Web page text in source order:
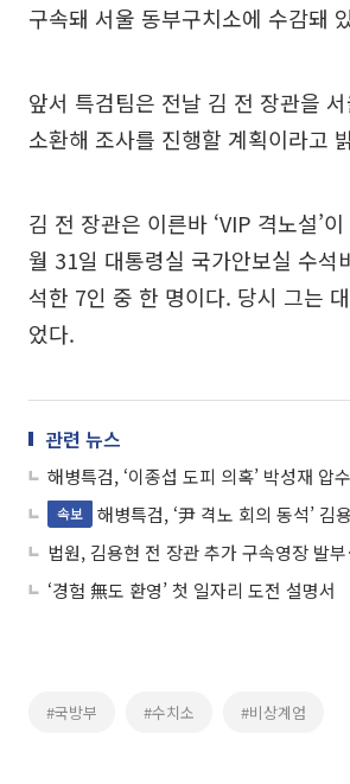
구속돼 서울 동부구치소에 수감돼
앞서 특검팀은 전날 김 전 장관을
소환해 조사를 진행할 계획이라고
김 전 장관은 이른바 ‘VIP 격노설’
월 31일 대통령실 국가안보실 수석
석한 7인 중 한 명이다. 당시 그는
었다.
관련 뉴스
속보
해병특검, ‘尹 격노 회의 동석’ 김
‘경험 無도 환영’ 첫 일자리 도전 설명서
#국방부 #수치소 #비상계엄